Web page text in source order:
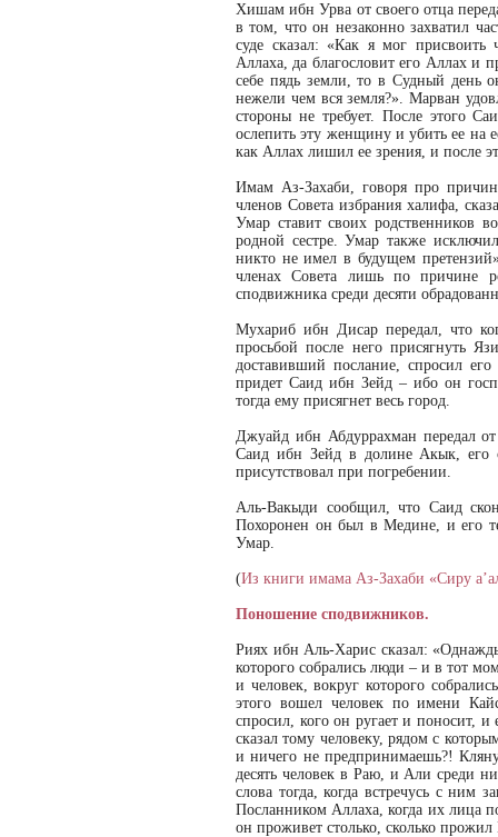
Хишам ибн Урва от своего отца
в том, что он незаконно захватил
суде сказал: «Как я мог
Аллаха, да благословит его Аллах и
себе пядь земли, то в Судный день
нежели чем вся земля?». Марван
стороны не требует. После этого
ослепить эту женщину и убить ее на
как Аллах лишил ее зрения, и после
Имам Аз-Захаби, говоря про
членов Совета избрания халифа,
Умар ставит своих
родной сестре. Умар также
никто не имел в будущем
членах Совета лишь по причине
сподвижника среди десяти
Мухариб ибн Дисар передал, что
просьбой после него присягнуть
доставивший послание, спросил
придет Саид ибн Зейд – ибо он
тогда ему присягнет весь город.
Джуайд ибн Абдуррахман передал
Саид ибн Зейд в долине Акык, его
присутствовал при погребении.
Аль-Вакыди сообщил, что Саид
Похоронен он был в Медине, и его
Умар.
(Из книги имама Аз-Захаби «Сиру
Поношение сподвижников.
Риях ибн Аль-Харис сказал:
которого собрались люди – и в тот
и человек, вокруг которого
этого вошел человек по имени
спросил, кого он ругает и поносит,
сказал тому человеку, рядом с
и ничего не предпринимаешь?!
десять человек в Раю, и Али среди
слова тогда, когда встречусь с ним
Посланником Аллаха, когда их лица
он проживет столько, сколько